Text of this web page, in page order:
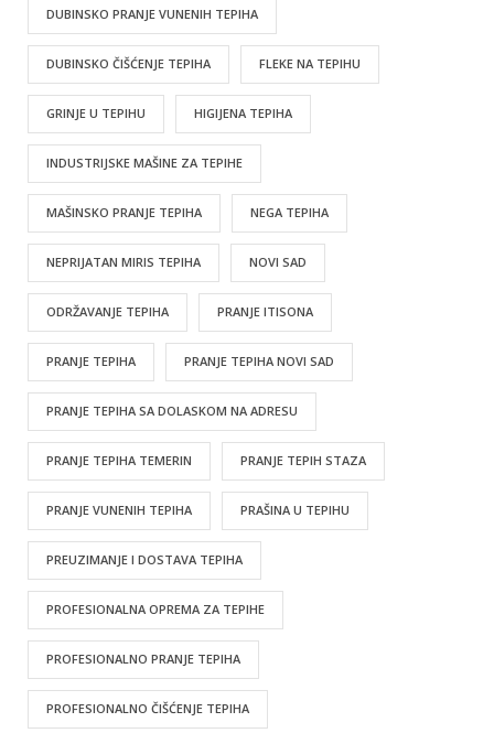
DUBINSKO PRANJE VUNENIH TEPIHA
DUBINSKO ČIŠĆENJE TEPIHA FLEKE NA TEPIHU
GRINJE U TEPIHU HIGIJENA TEPIHA
INDUSTRIJSKE MAŠINE ZA TEPIHE
MAŠINSKO PRANJE TEPIHA NEGA TEPIHA
NEPRIJATAN MIRIS TEPIHA NOVI SAD
ODRŽAVANJE TEPIHA PRANJE ITISONA
PRANJE TEPIHA PRANJE TEPIHA NOVI SAD
PRANJE TEPIHA SA DOLASKOM NA ADRESU
PRANJE TEPIHA TEMERIN PRANJE TEPIH STAZA
PRANJE VUNENIH TEPIHA PRAŠINA U TEPIHU
PREUZIMANJE I DOSTAVA TEPIHA
PROFESIONALNA OPREMA ZA TEPIHE
PROFESIONALNO PRANJE TEPIHA
PROFESIONALNO ČIŠĆENJE TEPIHA